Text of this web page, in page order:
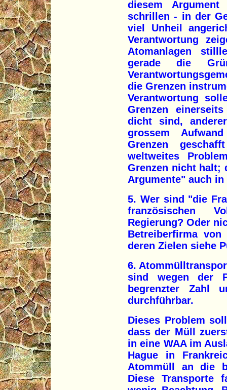
diesem
schrillen - in der
viel Unheil
Verantwortung
Atomanlagen
gerade die
die Grenzen
Verantwortung
Grenzen
dicht sind,
grossem
Grenzen
weltweites
Grenzen nicht halt;
Argumente" auch in
5. Wer sind "die
französischen
Regierung? Oder
Betreiberfirma von
deren Zielen siehe
6.
sind wegen der
begrenzter Zahl
durchführbar.
Dieses Problem
dass der Müll
in eine WAA im
Hague in
Atommüll an die
Diese Transporte